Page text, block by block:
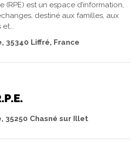
(RPE) est un espace d’information,
destiné aux familles, aux
35340 Liffré, France
35250 Chasné sur Illet